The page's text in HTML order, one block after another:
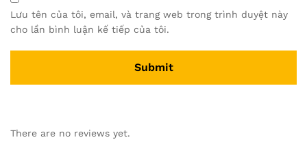
Lưu tên của tôi, email, và trang web trong trình duyệt này
cho lần bình luận kế tiếp của tôi.
There are no reviews yet.